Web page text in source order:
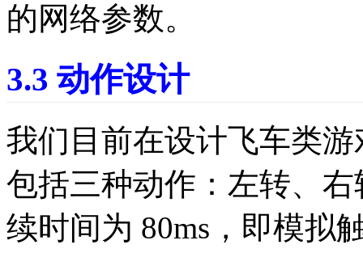
的网络参数。
3.3 动作设计
我们目前在设计飞车类
包括三种动作：左转、
续时间为 80ms，即模拟